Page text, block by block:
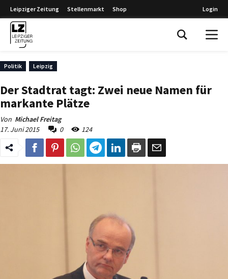
Leipziger Zeitung Stellenmarkt Shop Login
Politik Leipzig
Der Stadtrat tagt: Zwei neue Namen für
markante Plätze
Von Michael Freitag
17. Juni 2015
0 124